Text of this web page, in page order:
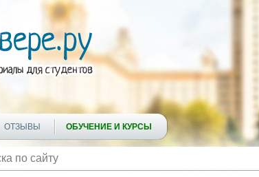
ОТЗЫВЫ ОБУЧЕНИЕ И КУРСЫ